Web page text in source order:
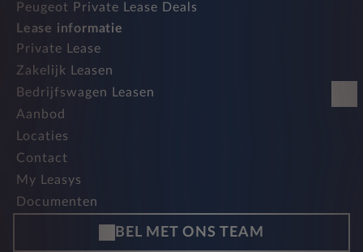
Peugeot Private Lease Deals
Lease informatie
Private Lease
Zakelijk Leasen
Bedrijfswagen Leasen
Aanbod
Locaties
Contact
My Leasys
Documenten
BEL MET ONS TEAM